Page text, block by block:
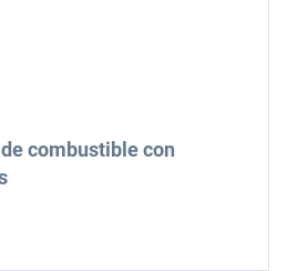
combustible con